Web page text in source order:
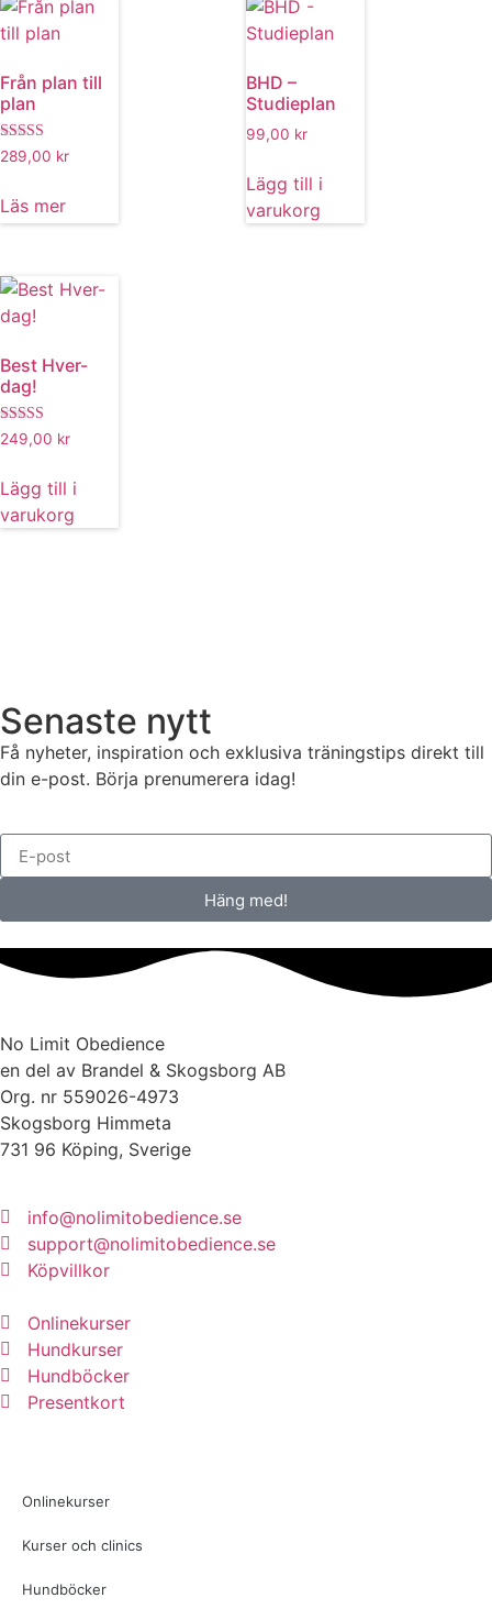
Från plan till
plan
Betygsatt
5.00
289,00 kr
Läs mer
BHD –
Studieplan
99,00 kr
Lägg till i
varukorg
Best Hver-
dag!
Betygsatt
5.00
249,00 kr
Lägg till i
varukorg
Senaste nytt
Få nyheter, inspiration och exklusiva träningstips direkt till
din e-post. Börja prenumerera idag!
Häng med!
No Limit Obedience
en del av Brandel & Skogsborg AB
Org. nr 559026-4973
Skogsborg Himmeta
731 96 Köping, Sverige
info@nolimitobedience.se
support@nolimitobedience.se
Köpvillkor
Onlinekurser
Hundkurser
Hundböcker
Presentkort
Onlinekurser
Kurser och clinics
Hundböcker